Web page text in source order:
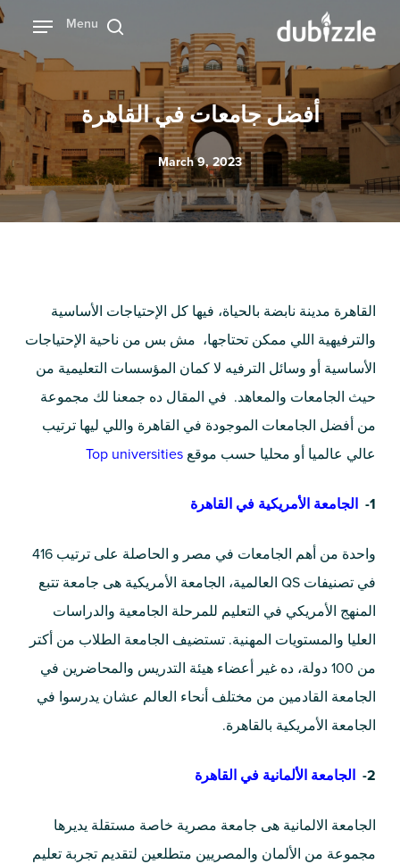
main
content
بحث
Menu
أفضل جامعات في القاهرة
March 9, 2023
القاهرة مدينة نابضة بالحياة، فيها كل الإحتياجات الأساسية
والترفيهية اللي ممكن تحتاجها، مش بس من ناحية الإحتياجات
الأساسية أو وسائل الترفيه لا كمان المؤسسات التعليمية من
حيث الجامعات والمعاهد. في المقال ده جمعنا لك مجموعة
من أفضل الجامعات الموجودة في القاهرة واللي ليها ترتيب
عالي عالميا أو محليا حسب موقع Top universities
1- الجامعة الأمريكية في القاهرة
واحدة من أهم الجامعات في مصر و الحاصلة على ترتيب 416
في تصنيفات QS العالمية، الجامعة الأمريكية هى جامعة تتبع
المنهج الأمريكي في التعليم للمرحلة الجامعية والدراسات
العليا والمستويات المهنية. تستضيف الجامعة الطلاب من أكتر
من 100 دولة، ده غير أعضاء هيئة التدريس والمحاضرين في
الجامعة القادمين من مختلف أنحاء العالم عشان يدرسوا في
الجامعة الأمريكية بالقاهرة.
2- الجامعة الألمانية في القاهرة
الجامعة الالمانية هى جامعة مصرية خاصة مستقلة يديرها
مجموعة من الألمان والمصريين متطلعين لتقديم تجربة تعليم